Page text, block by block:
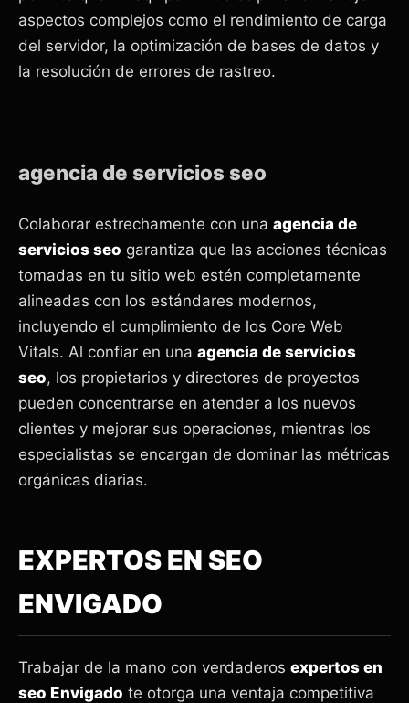
aspectos complejos como el rendimiento de carga
del servidor, la optimización de bases de datos y
la resolución de errores de rastreo.
agencia de servicios seo
Colaborar estrechamente con una agencia de
servicios seo garantiza que las acciones técnicas
tomadas en tu sitio web estén completamente
alineadas con los estándares modernos,
incluyendo el cumplimiento de los Core Web
Vitals. Al confiar en una agencia de servicios
seo, los propietarios y directores de proyectos
pueden concentrarse en atender a los nuevos
clientes y mejorar sus operaciones, mientras los
especialistas se encargan de dominar las métricas
orgánicas diarias.
EXPERTOS EN SEO
ENVIGADO
Trabajar de la mano con verdaderos expertos en
seo Envigado te otorga una ventaja competitiva